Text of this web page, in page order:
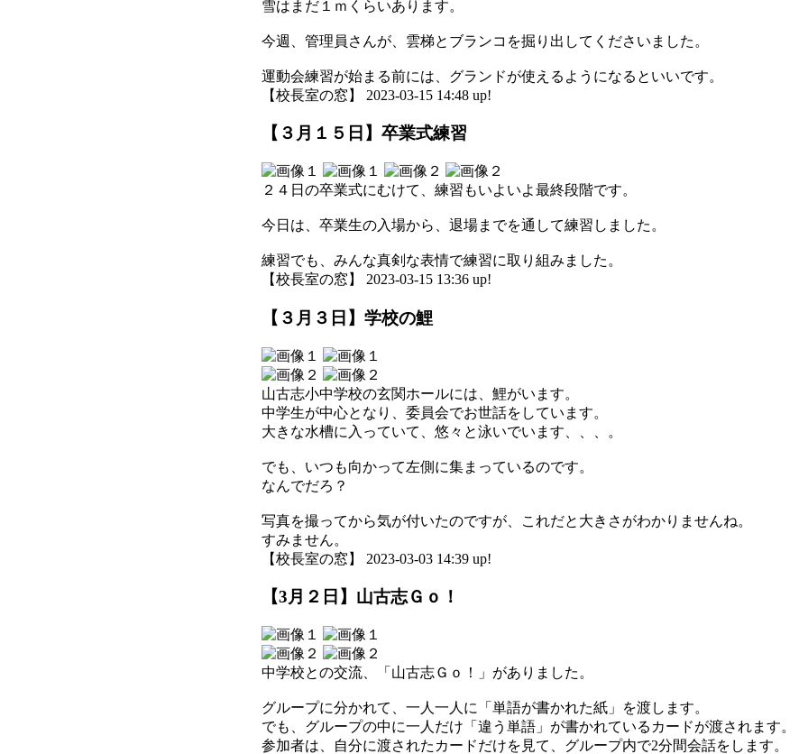
雪はまだ１ｍくらいあります。
今週、管理員さんが、雲梯とブランコを掘り出してくださいました。
運動会練習が始まる前には、グランドが使えるようになるといいです。
【校長室の窓】 2023-03-15 14:48 up!
【３月１５日】卒業式練習
２４日の卒業式にむけて、練習もいよいよ最終段階です。
今日は、卒業生の入場から、退場までを通して練習しました。
練習でも、みんな真剣な表情で練習に取り組みました。
【校長室の窓】 2023-03-15 13:36 up!
【３月３日】学校の鯉
山古志小中学校の玄関ホールには、鯉がいます。
中学生が中心となり、委員会でお世話をしています。
大きな水槽に入っていて、悠々と泳いでいます、、、。
でも、いつも向かって左側に集まっているのです。
なんでだろ？
写真を撮ってから気が付いたのですが、これだと大きさがわかりませんね。
すみません。
【校長室の窓】 2023-03-03 14:39 up!
【3月２日】山古志Ｇｏ！
中学校との交流、「山古志Ｇｏ！」がありました。
グループに分かれて、一人一人に「単語が書かれた紙」を渡します。
でも、グループの中に一人だけ「違う単語」が書かれているカードが渡されます。
参加者は、自分に渡されたカードだけを見て、グループ内で2分間会話をします。